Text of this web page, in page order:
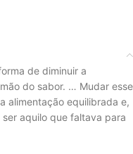
de diminuir a
do sabor. … Mudar esse
alimentação equilibrada e,
aquilo que faltava para